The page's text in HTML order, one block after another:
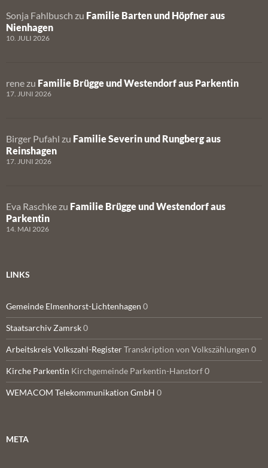
Sonja Fahlbusch zu Familie Barten und Höpfner aus
Nienhagen
10. JULI 2026
rene zu Familie Brügge und Westendorf aus Parkentin
17. JUNI 2026
Birger Pufahl zu Familie Severin und Rungberg aus
Reinshagen
17. JUNI 2026
Eva Raschke zu Familie Brügge und Westendorf aus
Parkentin
14. MAI 2026
LINKS
Gemeinde Elmenhorst-Lichtenhagen 0
Staatsarchiv Zamrsk0
Arbeitskreis Volkszahl-RegisterTranskription von Volkszählungen 0
Kirche Parkentin Kirchgemeinde Parkentin-Hanstorf 0
WEMACOM Telekommunikation GmbH 0
META